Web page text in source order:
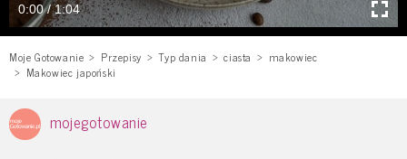
0:00 / 1:04
Moje Gotowanie Przepisy Typ dania ciasta
makowiec
Makowiec japoński
mojegotowanie